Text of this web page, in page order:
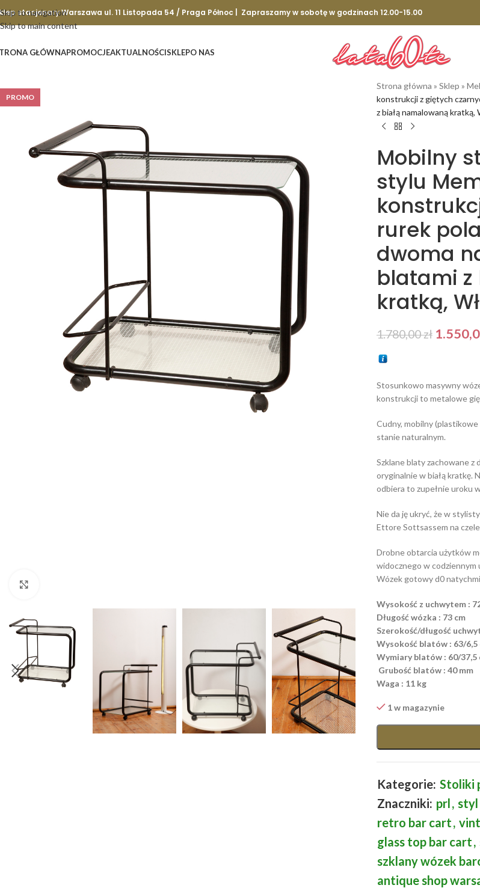
Skip to navigation
Skip to main content
stacjonary Warszawa ul. 11 Listopada 54 / Praga Północ | Zapraszamy w sobotę w godzinach 12.00-15.00
GŁÓWNAPROMOCJEAKTUALNOŚCISKLEPO NAS
PROMO
Strona główna » Sklep »
konstrukcji z giętych
z białą namalowaną kratką,
Mobilny
stylu
rurek
dwoma
blatami z
kratką,
1.780,00zł
Stosunkowo masywny
konstrukcji to metalowe
Cudny, mobilny
stanie naturalnym.
Szklane blaty zachowane z
oryginalnie w białą kratkę.
odbiera to zupełnie uroku
Nie da ję ukryć, że w
Ettore Sottsassem na
Drobne obtarcia użytków
widocznego w codziennym
Wózek gotowy d0
Wysokość z uchwytem :
Długość wózka : 73 cm
Szerokość/długość
Wysokość blatów : 63/6,5
Wymiary blatów : 60/37,5
Grubość blatów : 40 mm
Waga : 11 kg
1 w magazynie
Kategorie: Stoliki
Znaczniki: prl, styl
retro bar cart,
glass top bar cart,
szklany wózek
antique shop